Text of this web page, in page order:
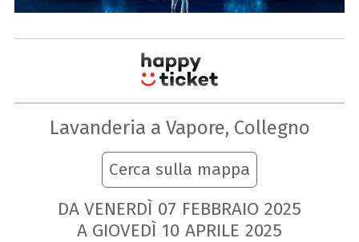
Lavanderia a Vapore, Collegno
Cerca sulla mappa
DA VENERDÌ 07 FEBBRAIO 2025
A GIOVEDÌ 10 APRILE 2025